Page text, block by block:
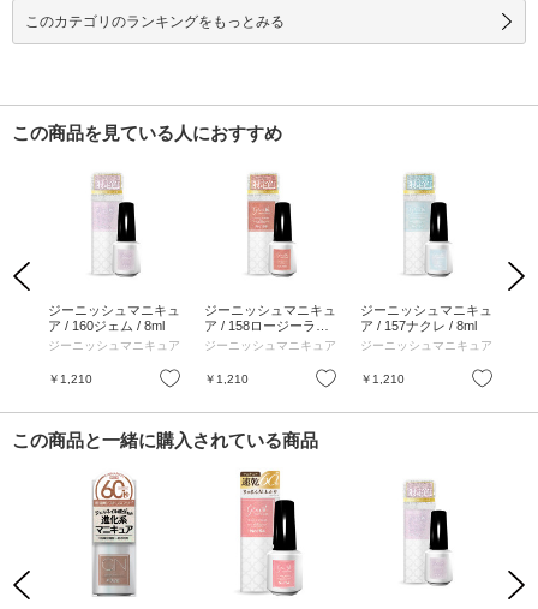
このカテゴリのランキングをもっとみる
この商品を見ている人におすすめ
Previous
お気に入り
ジーニッシュマニキュ
ア / 160ジェム / 8ml
ジーニッシュマニキュア
￥1,210 お気に入り
ジーニッシュマニキュ
ア / 158ロージーラグ
ーン / 8ml
ジーニッシュマニキュア
￥1,210 お気に入り
ジーニッシュマニキュ
ア / 157ナクレ / 8ml
ジーニッシュマニキュア
￥1,210
Next
この商品と一緒に購入されている商品
Previous Next